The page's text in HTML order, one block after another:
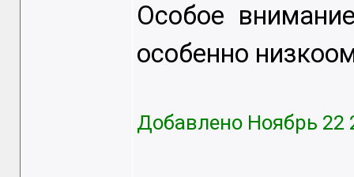
Особое
особенно
Добавлено Ноябрь 22